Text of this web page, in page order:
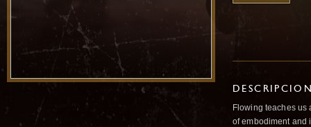
Flowing teaches
of embodiment and